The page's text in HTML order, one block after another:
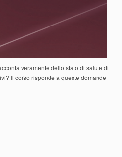
veramente dello stato di salute di
Il corso risponde a queste domande